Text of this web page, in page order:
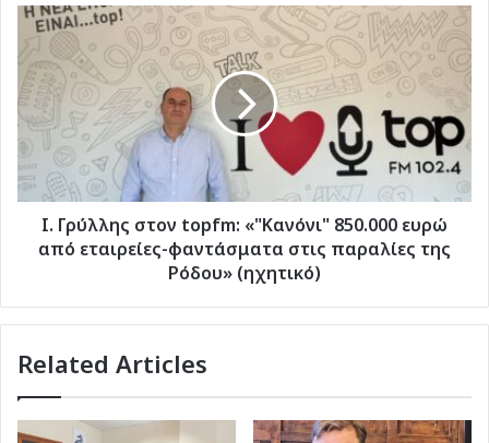
Δωδεκανήσου
Ι.
Γρύλλης
στον
topfm:
«"Κανόνι"
850.000
ευρώ
από
εταιρείες-
φαντάσματα
στις
Ρόδου» (ηχητικό)
Ι. Γρύλλης στον topfm: «"Κανόνι" 850.000 ευρώ
από εταιρείες-φαντάσματα στις παραλίες της
Ρόδου» (ηχητικό)
Related Articles